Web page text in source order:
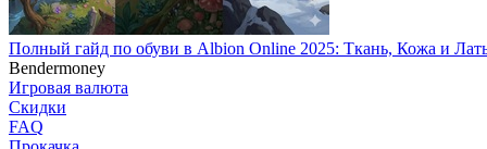
Полный гайд по обуви в Albion Online 2025: Ткань, Кожа и
Bendermoney
Игровая валюта
Скидки
FAQ